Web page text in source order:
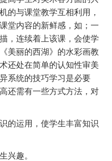
的与课堂教学互相利用，
堂内容的新鲜感，如；一
，连续着上该课，会使学
美丽的西湖》的水彩画教
还处在简单的认知性审美
系统的技巧学习是必要
还需有一些方式方法，对
的运用，使学生丰富知识
兴趣。